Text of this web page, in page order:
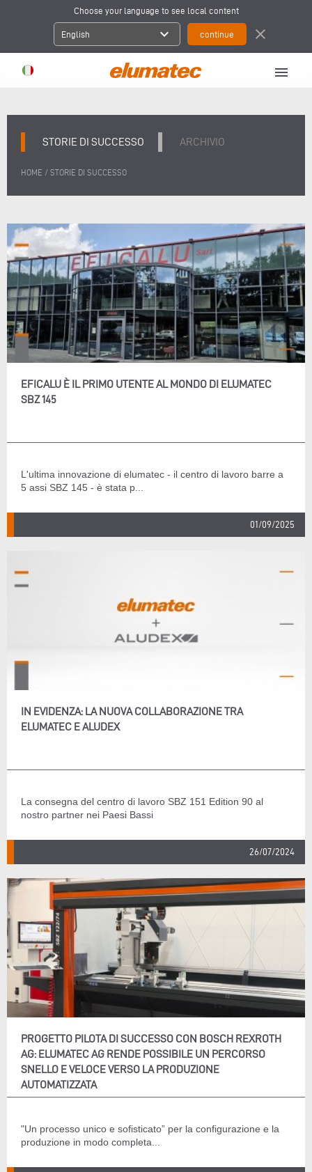
Choose your language to see local content
English expand_more close
menu
STORIE DI SUCCESSO ARCHIVIO
HOME / STORIE DI SUCCESSO
EFICALU È IL PRIMO UTENTE AL MONDO DI ELUMATEC
SBZ 145
L'ultima innovazione di elumatec - il centro di lavoro barre a
5 assi SBZ 145 - è stata p...
01/09/2025
IN EVIDENZA: LA NUOVA COLLABORAZIONE TRA
ELUMATEC E ALUDEX
La consegna del centro di lavoro SBZ 151 Edition 90 al
nostro partner nei Paesi Bassi
26/07/2024
PROGETTO PILOTA DI SUCCESSO CON BOSCH REXROTH
AG: ELUMATEC AG RENDE POSSIBILE UN PERCORSO
SNELLO E VELOCE VERSO LA PRODUZIONE
AUTOMATIZZATA
"Un processo unico e sofisticato” per la configurazione e la
produzione in modo completa...